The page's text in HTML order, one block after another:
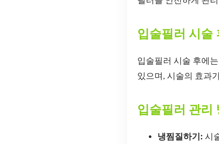
입술필러 시술
입술필러 시술 후에
있으며, 시술의 효과
입술필러 관리
냉찜질하기: 시